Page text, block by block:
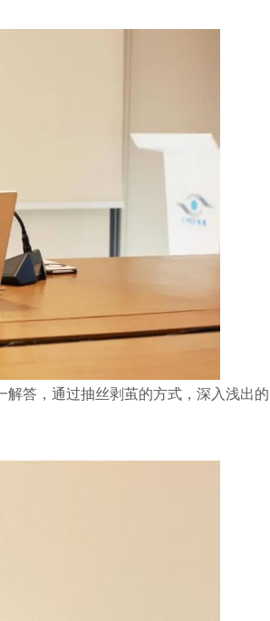
答，通过抽丝剥茧的方式，深入浅出的